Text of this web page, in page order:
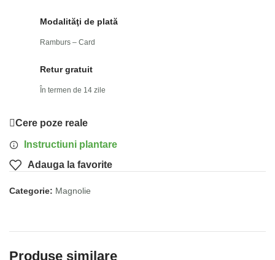
Modalităţi de plată
Ramburs – Card
Retur gratuit
În termen de 14 zile
Cere poze reale
Instructiuni plantare
Adauga la favorite
Categorie: Magnolie
Produse similare